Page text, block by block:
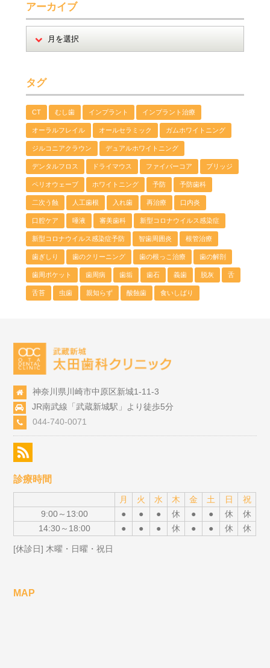
アーカイブ
タグ
CT むし歯 インプラント インプラント治療
オーラルフレイル オールセラミック ガムホワイトニング
ジルコニアクラウン デュアルホワイトニング
デンタルフロス ドライマウス ファイバーコア ブリッジ
ペリオウェーブ ホワイトニング 予防 予防歯科
二次う蝕 人工歯根 入れ歯 再治療 口内炎
口腔ケア 唾液 審美歯科 新型コロナウイルス感染症
新型コロナウイルス感染症予防 智歯周囲炎 根管治療
歯ぎしり 歯のクリーニング 歯の根っこ治療 歯の解剖
歯周ポケット 歯周病 歯垢 歯石 義歯 脱灰 舌
舌苔 虫歯 親知らず 酸蝕歯 食いしばり
神奈川県川崎市中原区新城1-11-3
JR南武線「武蔵新城駅」より徒歩5分
044-740-0071
診療時間
月 火 水 木 金 土 日
祝
9:00～13:00
● ● ● 休 ● ● 休
休
14:30～18:00
● ● ● 休 ● ● 休 休
[休診日] 木曜・日曜・祝日
MAP